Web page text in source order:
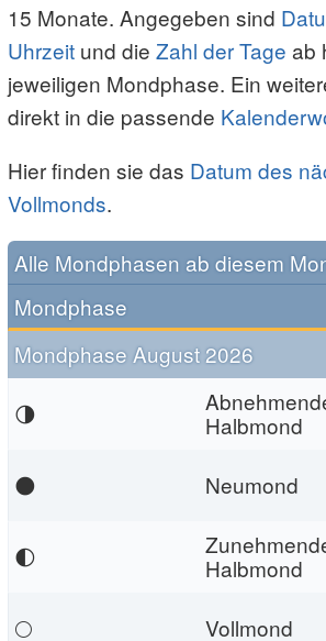
15 Monate. Angegeben sind
Uhrzeit und die Zahl der Tage ab
jeweiligen Mondphase. Ein
direkt in die passende
Hier finden sie das Datum des
Vollmonds.
Alle Mondphasen ab diesem
Mondphase
Mondphase August 2026
🌗
Halbmond
🌑
Neumond
🌓
Halbmond
🌕
Vollmond